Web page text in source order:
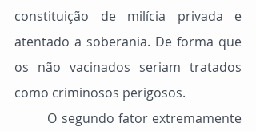
constituição de milícia privada e
atentado a soberania. De forma que
os não vacinados seriam tratados
como criminosos perigosos.